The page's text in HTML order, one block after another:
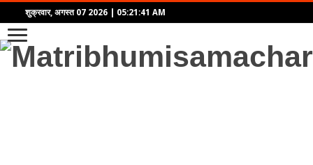
शुक्रवार, अगस्त 07 2026 05:21:41 AM